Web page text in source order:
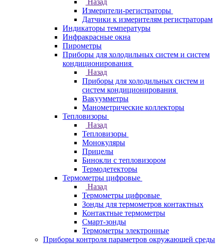
Назад
Измерители-регистраторы
Датчики к измерителям регистраторам
Индикаторы температуры
Инфракрасные окна
Пирометры
Приборы для холодильных систем и систем
кондиционирования
Назад
Приборы для холодильных систем и
систем кондиционирования
Вакуумметры
Манометрические коллекторы
Тепловизоры
Назад
Тепловизоры
Монокуляры
Прицелы
Бинокли с тепловизором
Термодетекторы
Термометры цифровые
Назад
Термометры цифровые
Зонды для термометров контактных
Контактные термометры
Смарт-зонды
Термометры электронные
Приборы контроля параметров окружающей среды